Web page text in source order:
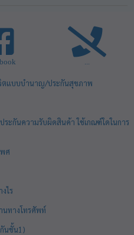
ตแบบบำนาญ/ประกันสุขภาพ
ะกันความรับผิดสินค้า ใช้เกณฑ์ใดในการ
ศ
ไร
นทางโทรศัพท์
นชั้น1)